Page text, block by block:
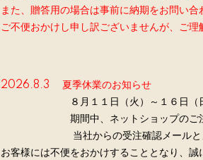
また、贈答用の場合は事前に納期をお問い合
ご不便おかけし申し訳ございませんが、ご
2026.8.3 夏季休業のお知らせ
８月１１日（火）～１６日
期間中、ネットショップのご注文
当社からの受注確認メールとメール
お客様には不便をおかけすることとなり、